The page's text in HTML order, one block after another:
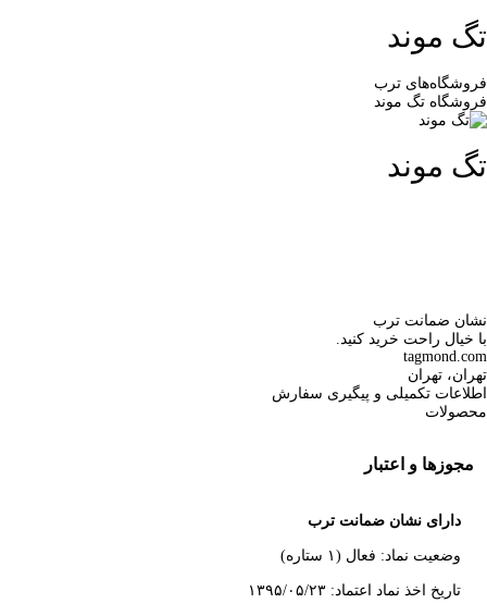
تگ موند
فروشگاه‌های ترب
فروشگاه تگ موند
تگ موند
نشان ضمانت ترب
با خیال راحت خرید کنید.
tagmond.com
تهران، تهران
اطلاعات تکمیلی و پیگیری سفارش
محصولات
مجوزها و اعتبار
دارای نشان ضمانت ترب
وضعیت نماد: فعال (۱ ستاره)
تاریخ اخذ نماد اعتماد: ۱۳۹۵/۰۵/۲۳